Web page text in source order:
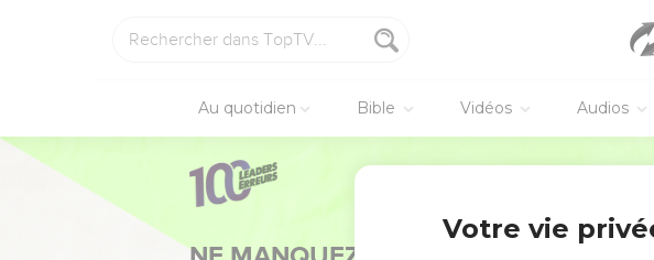
Au quotidien Bible Vidéos Audios
Votre vie